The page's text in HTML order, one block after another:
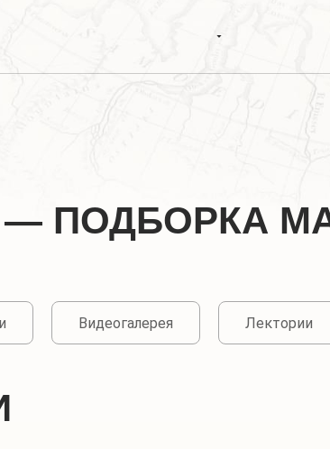
ПОДБОРКА
Видеогалерея Лектории